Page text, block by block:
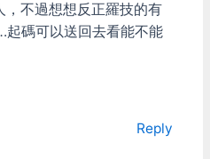
，不過想想反正羅技的有
碼可以送回去看能不能
Reply